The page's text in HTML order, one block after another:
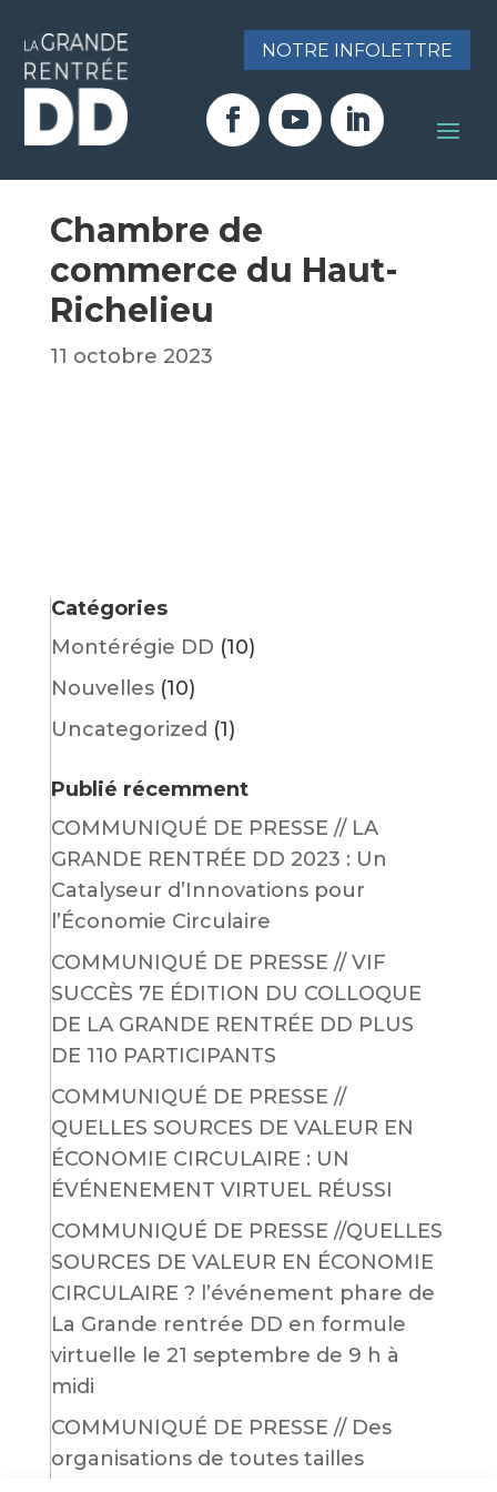
NOTRE INFOLETTRE
Chambre de
commerce du Haut-
Richelieu
11 octobre 2023
Catégories
Montérégie DD (10)
Nouvelles(10)
Uncategorized (1)
Publié récemment
COMMUNIQUÉ DE PRESSE // LA
GRANDE RENTRÉE DD 2023 : Un
Catalyseur d’Innovations pour
l’Économie Circulaire
COMMUNIQUÉ DE PRESSE // VIF
SUCCÈS 7E ÉDITION DU COLLOQUE
DE LA GRANDE RENTRÉE DD PLUS
DE 110 PARTICIPANTS
COMMUNIQUÉ DE PRESSE //
QUELLES SOURCES DE VALEUR EN
ÉCONOMIE CIRCULAIRE : UN
ÉVÉNENEMENT VIRTUEL RÉUSSI
COMMUNIQUÉ DE PRESSE //QUELLES
SOURCES DE VALEUR EN ÉCONOMIE
CIRCULAIRE ? l’événement phare de
La Grande rentrée DD en formule
virtuelle le 21 septembre de 9 h à
midi
COMMUNIQUÉ DE PRESSE // Des
organisations de toutes tailles